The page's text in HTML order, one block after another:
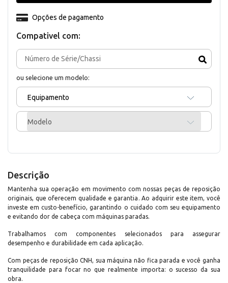
Compativel com:
ou selecione um modelo:
Equipamento
Modelo
Opções de pagamento
Descrição
Mantenha sua operação em movimento com nossas peças de reposição
originais, que oferecem qualidade e garantia. Ao adquirir este item, você
investe em custo-benefício, garantindo o cuidado com seu equipamento
e evitando dor de cabeça com máquinas paradas.
Trabalhamos com componentes selecionados para assegurar
desempenho e durabilidade em cada aplicação.
Com peças de reposição CNH, sua máquina não fica parada e você ganha
tranquilidade para focar no que realmente importa: o sucesso da sua
obra.